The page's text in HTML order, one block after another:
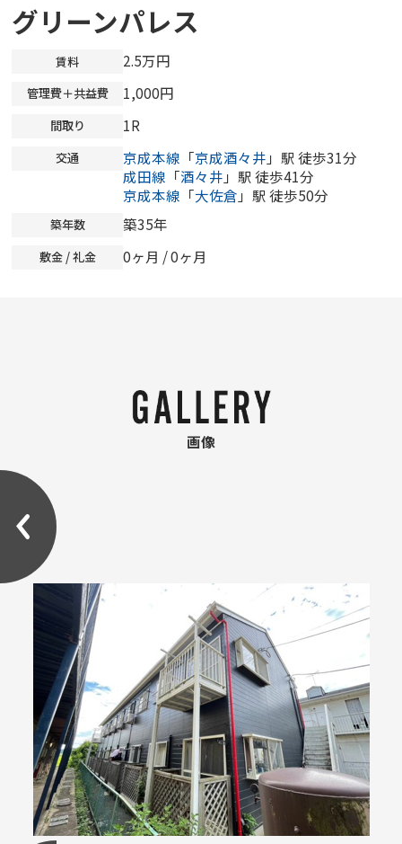
グリーンパレス
賃料 2.5万円
管理費＋共益費 1,000円
間取り 1R
交通 京成本線 「京成酒々井 」駅 徒歩31分
成田線 「酒々井 」駅 徒歩41分
京成本線 「大佐倉 」駅 徒歩50分
築年数 築35年
敷金 / 礼金 0ヶ月 /0ヶ月
画像